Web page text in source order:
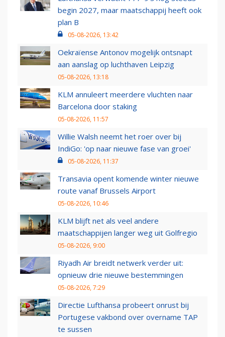
begin 2027, maar maatschappij heeft ook
plan B
05-08-2026, 13:42
Oekraïense Antonov mogelijk ontsnapt
aan aanslag op luchthaven Leipzig
05-08-2026, 13:18
KLM annuleert meerdere vluchten naar
Barcelona door staking
05-08-2026, 11:57
Willie Walsh neemt het roer over bij
IndiGo: 'op naar nieuwe fase van groei'
05-08-2026, 11:37
Transavia opent komende winter nieuwe
route vanaf Brussels Airport
05-08-2026, 10:46
KLM blijft net als veel andere
maatschappijen langer weg uit Golfregio
05-08-2026, 9:00
Riyadh Air breidt netwerk verder uit:
opnieuw drie nieuwe bestemmingen
05-08-2026, 7:29
Directie Lufthansa probeert onrust bij
Portugese vakbond over overname TAP
te sussen